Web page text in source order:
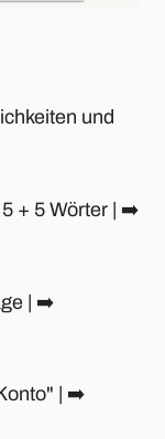
und
5 + 5 Wörter | ➡️
| ➡️
| ➡️